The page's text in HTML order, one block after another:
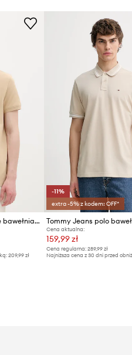
Tommy Jeans polo męskie bawełniane
209,99 zł
-11%
extra -5% z kodem: OFF*
Tommy Jeans polo
Cena aktualna:
159,99 zł
Cena regularna:289,99 zł
Najniższa cena z 30 dni przed